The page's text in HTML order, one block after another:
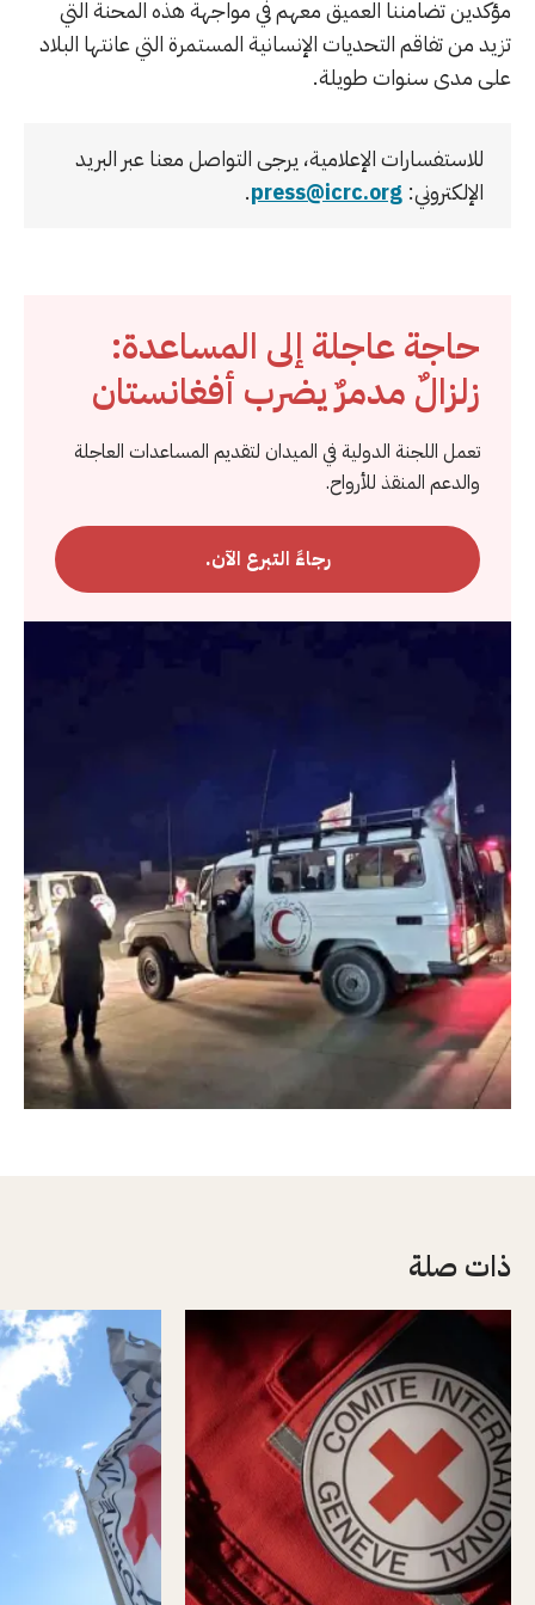
مؤكدين تضامننا العميق معهم في مواجهة هذه المحنة التي
تزيد من تفاقم التحديات الإنسانية المستمرة التي عانتها البلاد
على مدى سنوات طويلة.
للاستفسارات الإعلامية، يرجى التواصل معنا عبر البريد
الإلكتروني: press@icrc.org
.
حاجة عاجلة إلى المساعدة:
زلزالٌ مدمرٌ يضرب أفغانستان
تعمل اللجنة الدولية في الميدان لتقديم المساعدات العاجلة
والدعم المنقذ للأرواح.
رجاءً التبرع الآن.
ذات صلة